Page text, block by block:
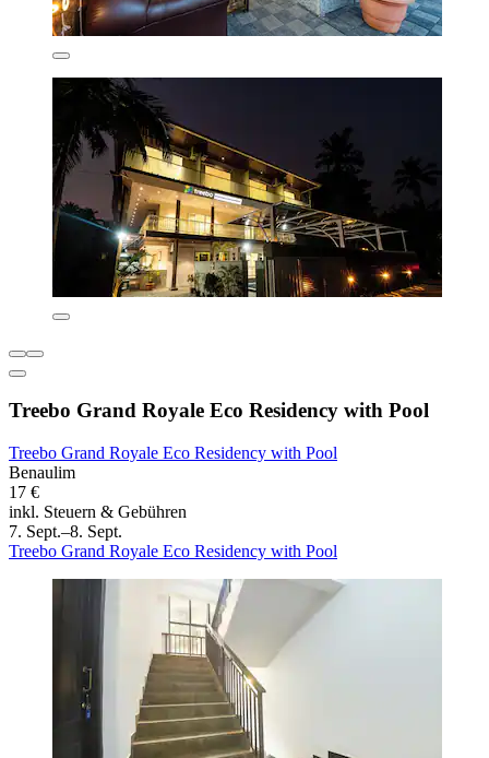
Treebo Grand Royale Eco Residency with Pool
Treebo Grand Royale Eco Residency with Pool
Benaulim
17 €
inkl. Steuern & Gebühren
7. Sept.–8. Sept.
Treebo Grand Royale Eco Residency with Pool